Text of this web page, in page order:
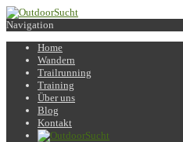
Navigation
Home
Wandern
Trailrunning
Training
Über uns
Blog
Kontakt